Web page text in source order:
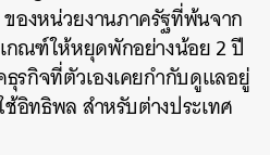
องหน่วยงานภาครัฐที่พ้นจาก
กณฑ์ให้หยุดพักอย่างน้อย 2 ปี
รกิจที่ตัวเองเคยกำกับดูแลอยู่
อิทธิพล สำหรับต่างประเทศ